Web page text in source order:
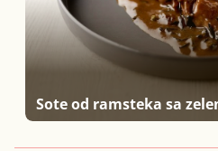
Sote od ramsteka sa